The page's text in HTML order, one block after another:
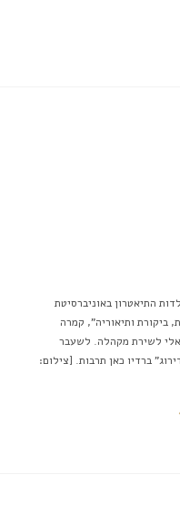
התיאטרון באוניברסיטת
ביקורת ותיאוריה", קמרה
לשירת מקהלה. לשעבר
ברדיו כאן תרבות. [צילום: